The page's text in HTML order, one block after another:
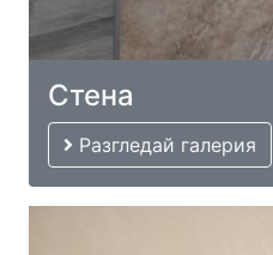
Стена
Разгледай галерия